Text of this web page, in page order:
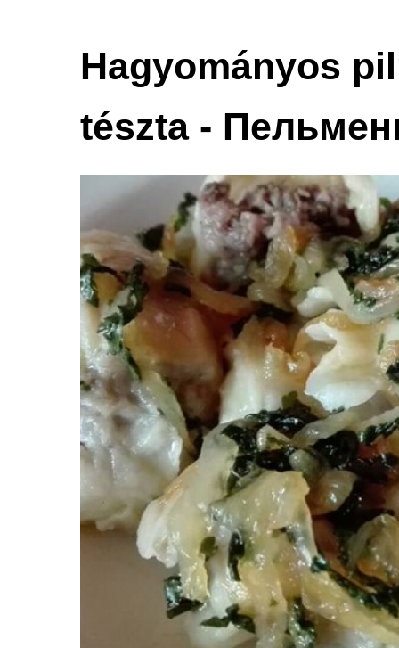
Hagyományos
tészta -